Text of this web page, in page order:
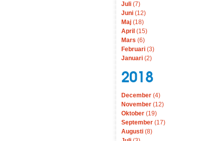
Juli (7)
Juni (12)
Maj (18)
April (15)
Mars (6)
Februari (3)
Januari (2)
2018
December (4)
November (12)
Oktober (19)
September (17)
Augusti (8)